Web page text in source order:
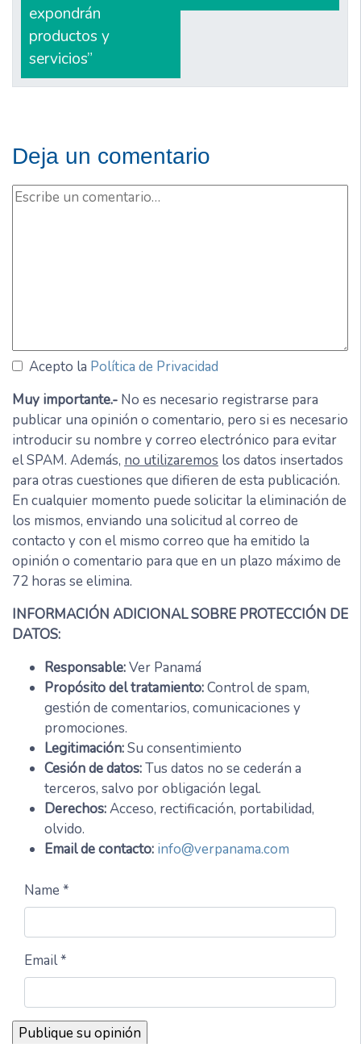
expondrán
productos y
servicios”
Deja un comentario
Acepto la Política de Privacidad
Muy importante.- No es necesario registrarse para
publicar una opinión o comentario, pero si es necesario
introducir su nombre y correo electrónico para evitar
el SPAM. Además, no utilizaremos los datos insertados
para otras cuestiones que difieren de esta publicación.
En cualquier momento puede solicitar la eliminación de
los mismos, enviando una solicitud al correo de
contacto y con el mismo correo que ha emitido la
opinión o comentario para que en un plazo máximo de
72 horas se elimina.
INFORMACIÓN ADICIONAL SOBRE PROTECCIÓN DE
DATOS:
Responsable:Ver Panamá
Propósito del tratamiento:Control de spam,
gestión de comentarios, comunicaciones y
promociones.
Legitimación:Su consentimiento
Cesión de datos:Tus datos no se cederán a
terceros, salvo por obligación legal.
Derechos:Acceso, rectificación, portabilidad,
olvido.
Email de contacto: info@verpanama.com
Name *
Email *